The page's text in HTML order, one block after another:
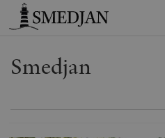
Timbro
Smedjan